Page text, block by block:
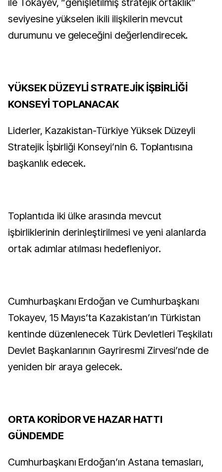
ile Tokayev, “genişletilmiş stratejik ortaklık”
seviyesine yükselen ikili ilişkilerin mevcut
durumunu ve geleceğini değerlendirecek.
YÜKSEK DÜZEYLİ STRATEJİK İŞBİRLİĞİ
KONSEYİ TOPLANACAK
Liderler, Kazakistan-Türkiye Yüksek Düzeyli
Stratejik İşbirliği Konseyi’nin 6. Toplantısına
başkanlık edecek.
Toplantıda iki ülke arasında mevcut
işbirliklerinin derinleştirilmesi ve yeni alanlarda
ortak adımlar atılması hedefleniyor.
Cumhurbaşkanı Erdoğan ve Cumhurbaşkanı
Tokayev, 15 Mayıs’ta Kazakistan’ın Türkistan
kentinde düzenlenecek Türk Devletleri Teşkilatı
Devlet Başkanlarının Gayriresmi Zirvesi’nde de
yeniden bir araya gelecek.
ORTA KORİDOR VE HAZAR HATTI
GÜNDEMDE
Cumhurbaşkanı Erdoğan’ın Astana temasları,